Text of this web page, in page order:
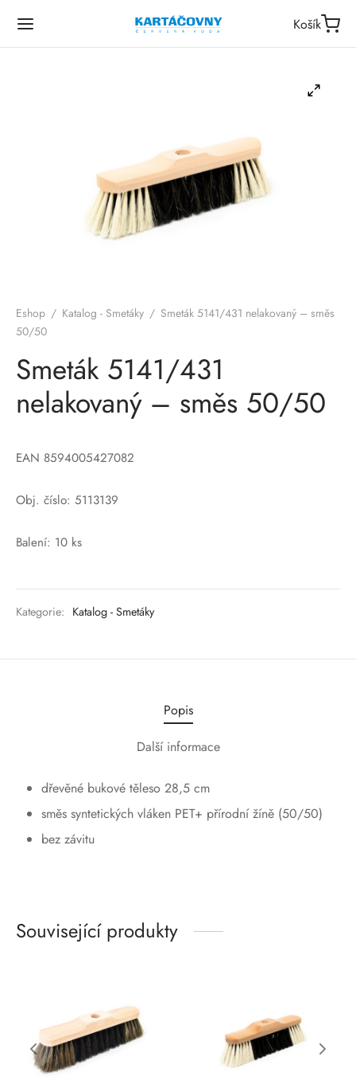
Košík
Eshop / Katalog - Smetáky / Smeták 5141/431 nelakovaný – směs
50/50
Smeták 5141/431
nelakovaný – směs 50/50
EAN 8594005427082
Obj. číslo: 5113139
Balení: 10 ks
Kategorie: Katalog - Smetáky
Popis
Další informace
dřevěné bukové těleso 28,5 cm
směs syntetických vláken PET+ přírodní žíně (50/50)
bez závitu
Související produkty